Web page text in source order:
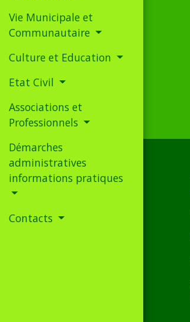
Vie Municipale et
Communautaire
Culture et Education
Etat Civil
Associations et
Professionnels
Démarches
administratives
informations pratiques
Contacts